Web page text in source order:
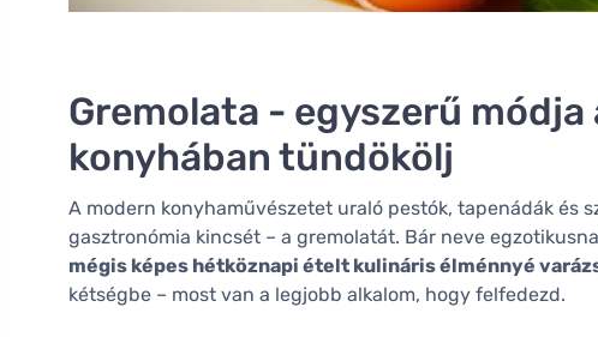
Gremolata - egyszerű módja
konyhában tündökölj
A modern konyhaművészetet uraló pestók, tapenádák és
gasztronómia kincsét – a gremolatát. Bár neve
mégis képes hétköznapi ételt kulináris élménnyé
kétségbe – most van a legjobb alkalom, hogy felfedezd.